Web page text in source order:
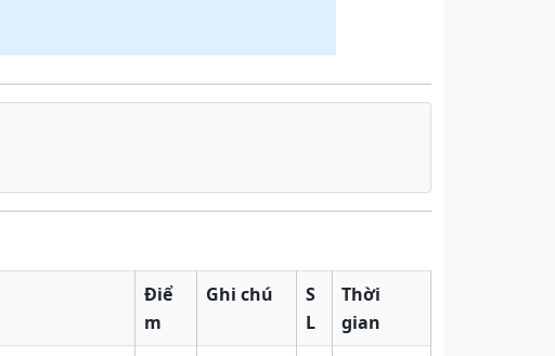
Điể
m
Ghi chú
S
L
Thời
gian